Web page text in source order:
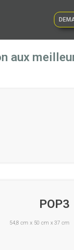
aux
POP3
54,8 cm x 50 cm x 37 cm